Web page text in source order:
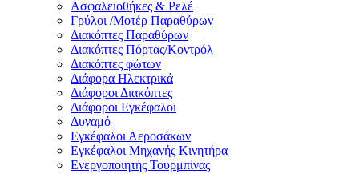
Ασφαλειοθήκες & Ρελέ
Γρύλοι /Μοτέρ Παραθύρων
Διακόπτες Παραθύρων
Διακόπτες Πόρτας/Κοντρόλ
Διακόπτες φώτων
Διάφορα Ηλεκτρικά
Διάφοροι Διακόπτες
Διάφοροι Εγκέφαλοι
Δυναμό
Εγκέφαλοι Αεροσάκων
Εγκέφαλοι Μηχανής Κινητήρα
Ενεργοποιητής Τουρμπίνας